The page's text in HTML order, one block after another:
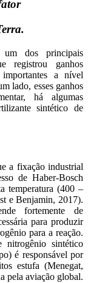
dos principais
registrou ganhos
a nível
lado, esses ganhos
há algumas
sintético de
a fixação industrial
de Haber-Bosch
temperatura (400 –
e Benjamin, 2017).
fortemente de
para produzir
para a reação.
nitrogênio sintético
é responsável por
estufa (Menegat,
pela aviação global.